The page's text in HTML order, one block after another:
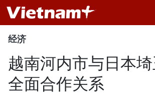
经济
越南河内市与日本
全面合作关系